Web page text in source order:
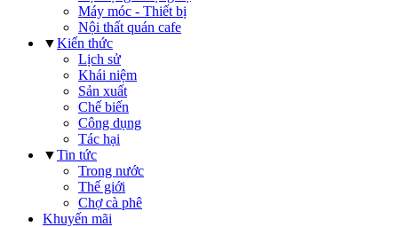
Máy móc - Thiết bị
Nội thất quán cafe
▼Kiến thức
Lịch sử
Khái niệm
Sản xuất
Chế biến
Công dụng
Tác hại
▼Tin tức
Trong nước
Thế giới
Chợ cà phê
Khuyến mãi